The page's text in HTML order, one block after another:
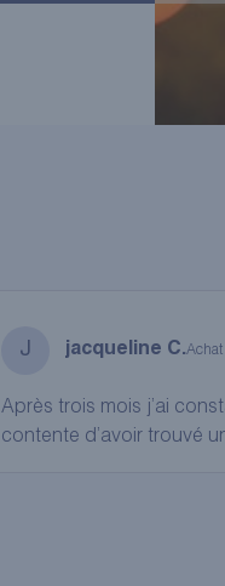
J jacqueline C.Achat
Après trois mois j’ai
contente d’avoir trouvé